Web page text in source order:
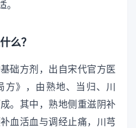
。
么？
础方剂，出自宋代官方医
》，由熟地、当归、川
。其中，熟地侧重滋阴补
血活血与调经止痛，川芎